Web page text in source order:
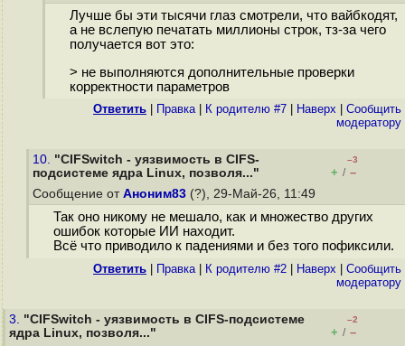
Лучше бы эти тысячи глаз смотрели, что вайбкодят,
а не вслепую печатать миллионы строк, тз-за чего
получается вот это:
> не выполняются дополнительные проверки
корректности параметров
Ответить Правка| К родителю #7 Наверх
Cообщить
модератору
10. "CIFSwitch - уязвимость в CIFS-
подсистеме ядра Linux, позволя..."
–3
+ / –
Сообщение от Аноним83 (?), 29-Май-26, 11:49
Так оно никому не мешало, как и множество других
ошибок которые ИИ находит.
Всё что приводило к падениями и без того пофиксили.
Ответить Правка| К родителю #2 Наверх
Cообщить
модератору
3. "CIFSwitch - уязвимость в CIFS-подсистеме
ядра Linux, позволя..."
–2
+ / –